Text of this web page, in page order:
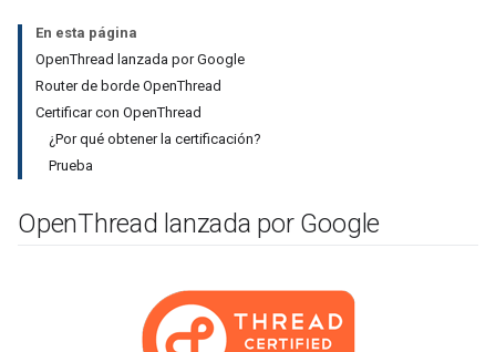
En esta página
OpenThread lanzada por Google
Router de borde OpenThread
Certificar con OpenThread
¿Por qué obtener la certificación?
Prueba
OpenThread lanzada por Google